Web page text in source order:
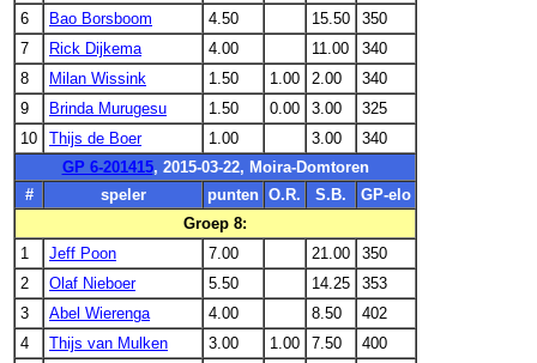
6
Bao Borsboom 4.50 15.50
350
7
Rick Dijkema 4.00 11.00
340
8
Milan Wissink 1.50 1.00 2.00
340
9
Brinda Murugesu 1.50 0.00 3.00
325
10
Thijs de Boer 1.00 3.00
340
GP 6-201415, 2015-03-22, Moira-Domtoren
#
speler punten O.R. S.B.
GP-elo
Groep 8:
1
Jeff Poon 7.00 21.00
350
2
Olaf Nieboer 5.50 14.25
353
3
Abel Wierenga 4.00 8.50
402
4
Thijs van Mulken 3.00 1.00 7.50
400